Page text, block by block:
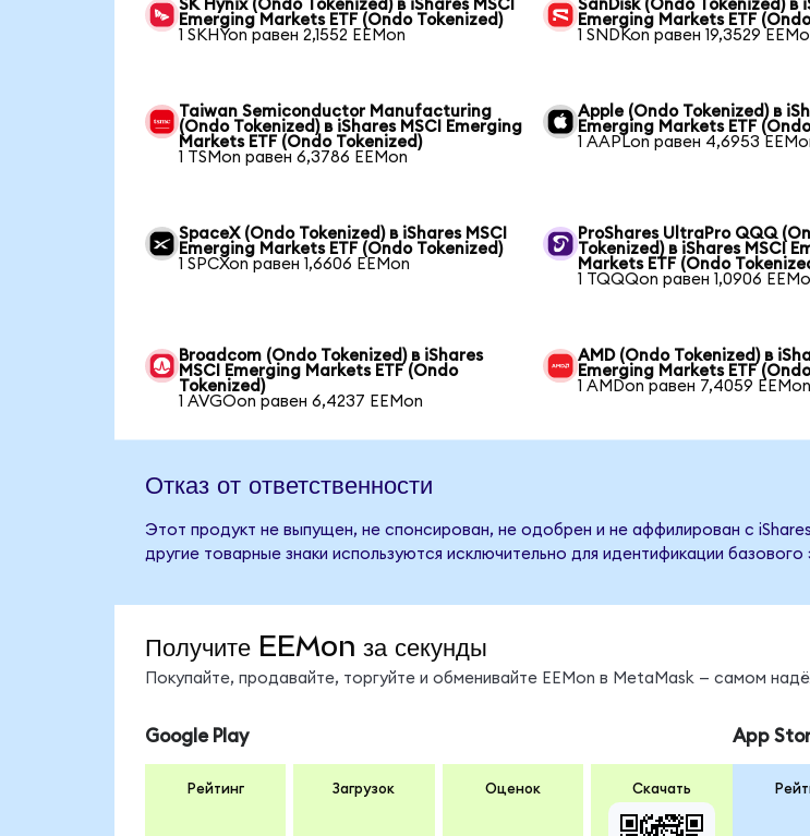
SK Hynix (Ondo Tokenized) в iShares MSCI
Emerging Markets ETF (Ondo Tokenized)
1 SKHYon равен 2,1552 EEMon
SanDisk (Ondo Tokenized) в
Emerging Markets ETF
1 SNDKon равен 19,3529
Taiwan Semiconductor Manufacturing
(Ondo Tokenized) в iShares MSCI Emerging
Markets ETF (Ondo Tokenized)
1 TSMon равен 6,3786 EEMon
Apple (Ondo Tokenized) в
Emerging Markets ETF
1 AAPLon равен 4,6953
SpaceX (Ondo Tokenized) в iShares MSCI
Emerging Markets ETF (Ondo Tokenized)
1 SPCXon равен 1,6606 EEMon
ProShares UltraPro QQQ
Tokenized) в iShares MSCI
Markets ETF (Ondo
1 TQQQon равен 1,0906
Broadcom (Ondo Tokenized) в iShares
MSCI Emerging Markets ETF (Ondo
Tokenized)
1 AVGOon равен 6,4237 EEMon
AMD (Ondo Tokenized) в
Emerging Markets ETF
1 AMDon равен 7,4059 EEMon
Отказ от ответственности
Этот продукт не выпущен, не спонсирован, не одобрен и не аффилирован с
другие товарные знаки используются исключительно для идентификации базового
Получите EEMon за секунды
Покупайте, продавайте, торгуйте и обменивайте EEMon в MetaMask — самом
Google Play
Рейтинг Загрузок Оценок Скачать
App